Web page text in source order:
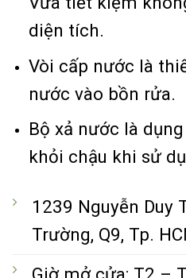
diện tích.
Vòi cấp nước là
nước vào bồn rửa.
Bộ xả nước là
khỏi chậu khi sử
1239 Nguyễn Duy
Trường, Q9, Tp.